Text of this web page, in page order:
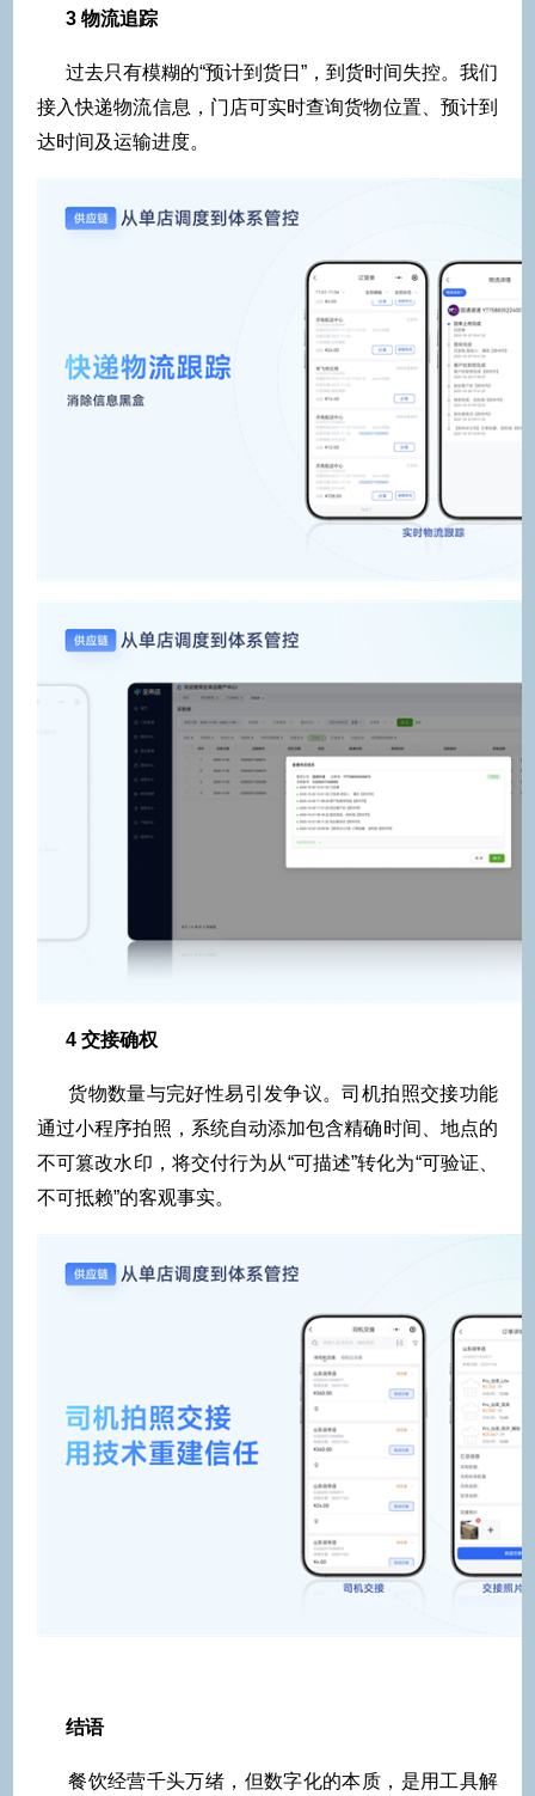
3 物流追踪
过去只有模糊的“预计到货日”，到货时间失控。我们
接入快递物流信息，门店可实时查询货物位置、预计到
达时间及运输进度。
4 交接确权
货物数量与完好性易引发争议。司机拍照交接功能
通过小程序拍照，系统自动添加包含精确时间、地点的
不可篡改水印，将交付行为从“可描述”转化为“可验证、
不可抵赖”的客观事实。
结语
餐饮经营千头万绪，但数字化的本质，是用工具解